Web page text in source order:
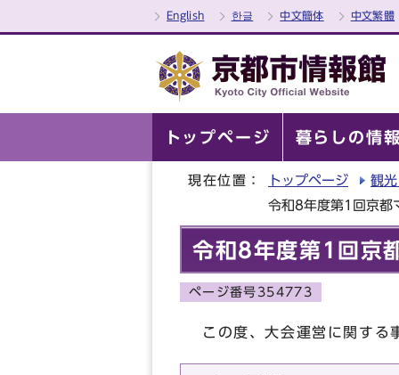
English 한글 中文簡体 中文繁體
トップページ 暮らしの情報
現在位置： トップページ 観
令和8年度第1回京都
令和8年度第1回京
ページ番号354773
この度、大会運営に関する